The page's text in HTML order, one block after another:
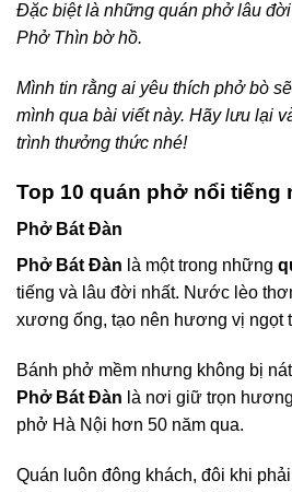
Đặc biệt là những quán phở lâu
Phở Thìn bờ hồ.
Mình tin rằng ai yêu thích phở bò
mình qua bài viết này. Hãy lưu lại
trình thưởng thức nhé!
Top 10 quán phở nổi tiếng
Phở Bát Đàn
Phở Bát Đàn là một trong những
tiếng và lâu đời nhất. Nước lèo
xương ống, tạo nên hương vị ngọt
Bánh phở mềm nhưng không bị
Phở Bát Đàn là nơi giữ trọn
phở Hà Nội hơn 50 năm qua.
Quán luôn đông khách, đôi khi